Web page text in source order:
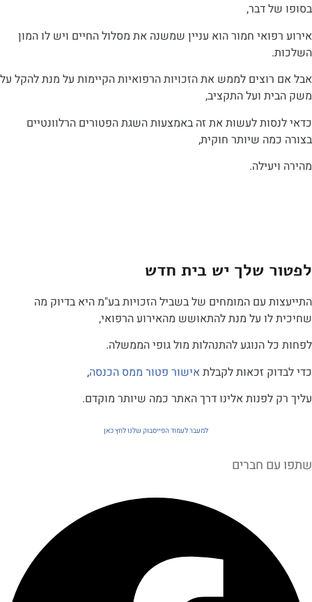
דבר,
חמור הוא עניין שמשנה את מסלול החיים ויש לו המון
לממש את הזכויות הרפואיות הקיימות על מנת להקל על
ועל התקציב,
לעשות את זה באמצעות השגת הפטורים הרלוונטיים
שיותר חוקית,
שלך יש בית חדש
עם המומחים של בשביל הזכויות בע"מ היא בדיוק מה
על מנת להתאושש מהאירוע הרפואי,
הנוגע להתנהלות מול גופי הממשלה.
זכאות לקבלתאישור פטור ממס הכנסה,
אלינו דרך האתר כמה שיותר מוקדם.
למעבר לעמוד הפייסבוק שלנו לחץ כאן
חברים